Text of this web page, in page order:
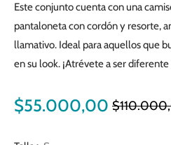
Este conjunto cuenta con una
pantaloneta con cordón y resorte,
llamativo. Ideal para aquellos que
en su look. ¡Atrévete a ser
$55.000,00 Precio